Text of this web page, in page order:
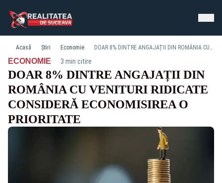
Acasă Știri Economie DOAR 8% DINTRE ANGAJAȚII DIN ROMÂNIA CU VENITURI RIDICATE CONSIDERĂ ECONOMISIREA O PRIORITATE
ECONOMIE· 3 min citire
DOAR 8% DINTRE ANGAJAȚII DIN
ROMÂNIA CU VENITURI RIDICATE
CONSIDERĂ ECONOMISIREA O
PRIORITATE